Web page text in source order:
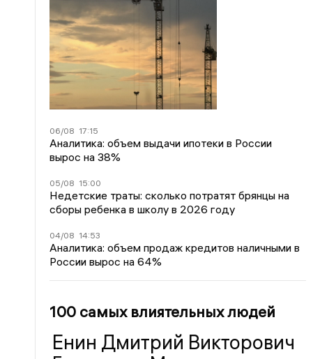
06/08 17:15
Аналитика: объем выдачи ипотеки в России
вырос на 38%
05/08 15:00
Недетские траты: сколько потратят брянцы на
сборы ребенка в школу в 2026 году
04/08 14:53
Аналитика: объем продаж кредитов наличными в
России вырос на 64%
100 самых влиятельных людей
Енин Дмитрий Викторович